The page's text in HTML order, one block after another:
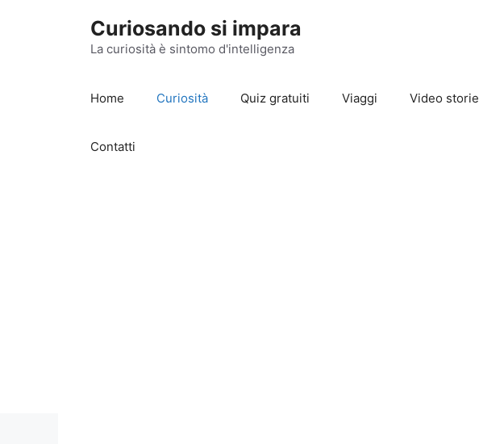
Curiosando si impara
La curiosità è sintomo d'intelligenza
Home Curiosità Quiz gratuiti Viaggi Video storie
Contatti